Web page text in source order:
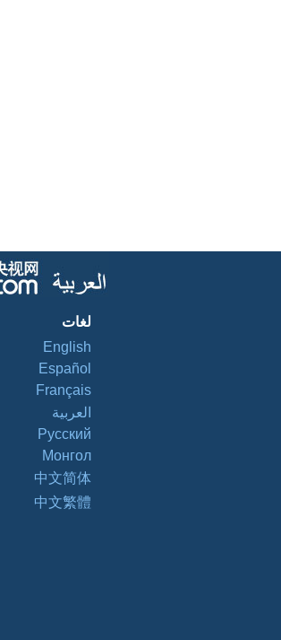
لغات
English
Español
Français
العربية
Pусский
Монгол
中文简体
中文繁體